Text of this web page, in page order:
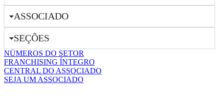
ASSOCIADO
SEÇÕES
NÚMEROS DO SETOR
FRANCHISING ÍNTEGRO
CENTRAL DO ASSOCIADO
SEJA UM ASSOCIADO